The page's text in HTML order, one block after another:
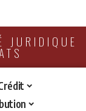
JURIDIQUE